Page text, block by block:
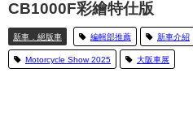
CB1000F彩繪特仕版
新車．絕版車 編輯部推薦 新車介紹
Motorcycle Show 2025 大阪車展